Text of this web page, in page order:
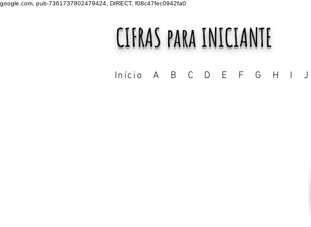
google.com, pub-7361737802479424, DIRECT, f08c47fec0942fa0
CIFRAS para INICIANTE
Início A B C D E F G H I J